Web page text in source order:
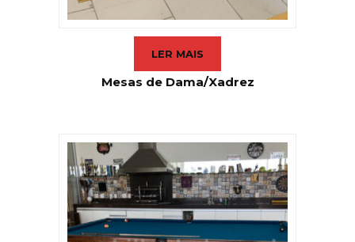
LER MAIS
Mesas de Dama/Xadrez